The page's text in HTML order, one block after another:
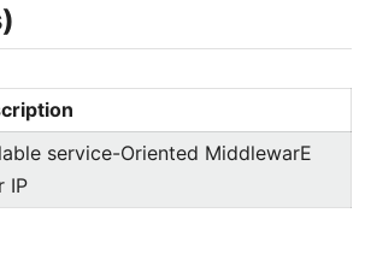
service-Oriented MiddlewarE
IP